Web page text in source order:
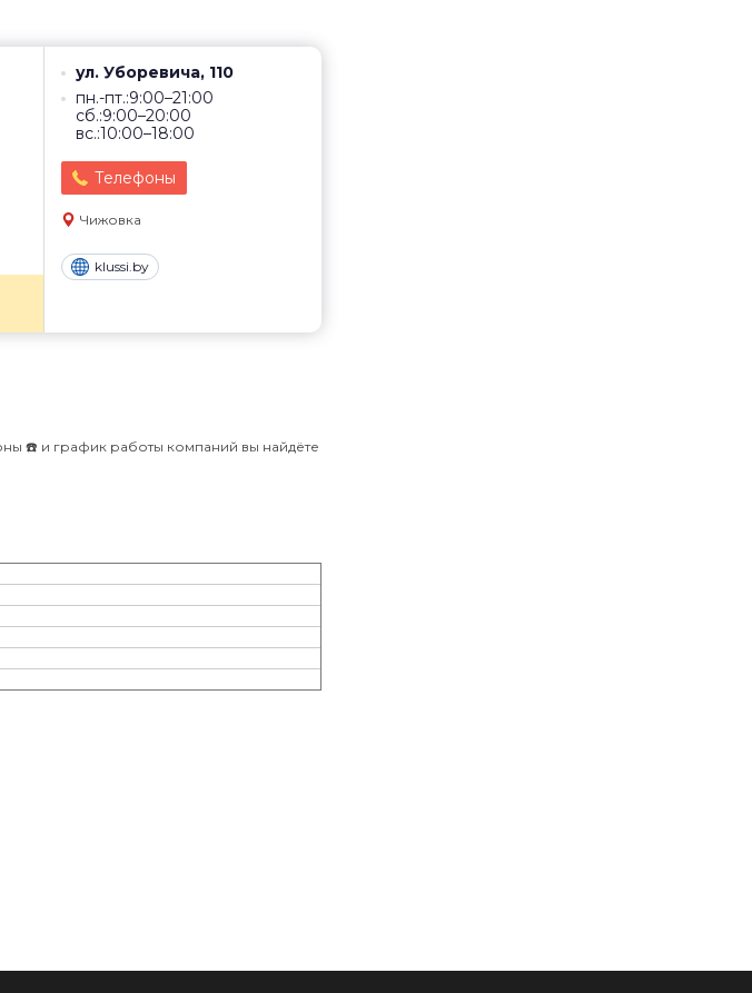
ул. Уборевича, 110
пн.-пт.:9:00–21:00
сб.:9:00–20:00
вс.:10:00–18:00
Телефоны
Чижовка
klussi.by
☎️ и график работы компаний вы найдёте